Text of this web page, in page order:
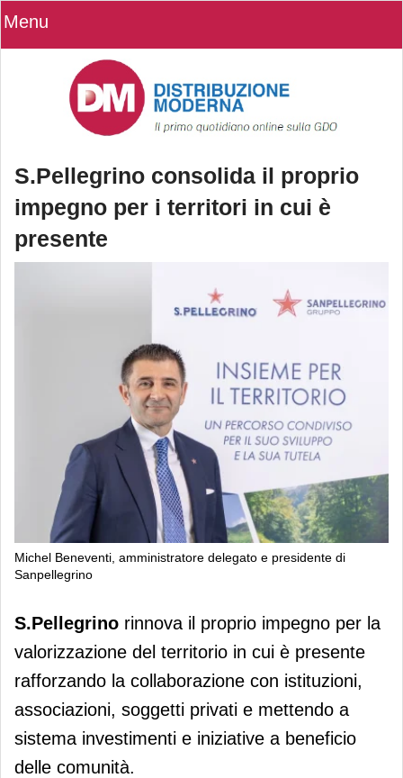
Menu
S.Pellegrino consolida il proprio
impegno per i territori in cui è
presente
Michel Beneventi, amministratore delegato e presidente di
Sanpellegrino
S.Pellegrino consolida il proprio
impegno per i territori in cui è
presente
S.Pellegrino rinnova il proprio impegno per la
valorizzazione del territorio in cui è presente
rafforzando la collaborazione con istituzioni,
associazioni, soggetti privati e mettendo a
sistema investimenti e iniziative a beneficio
delle comunità.